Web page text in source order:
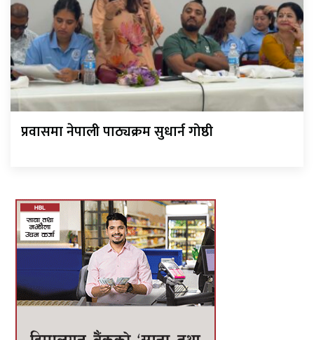
प्रवासमा नेपाली पाठ्यक्रम सुधार्न गोष्ठी